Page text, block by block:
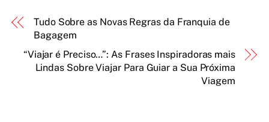
Tudo Sobre as Novas Regras da Franquia de
Bagagem
“Viajar é Preciso…”: As Frases Inspiradoras mais
Lindas Sobre Viajar Para Guiar a Sua Próxima
Viagem